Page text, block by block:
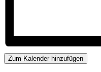
Zum Kalender hinzufügen